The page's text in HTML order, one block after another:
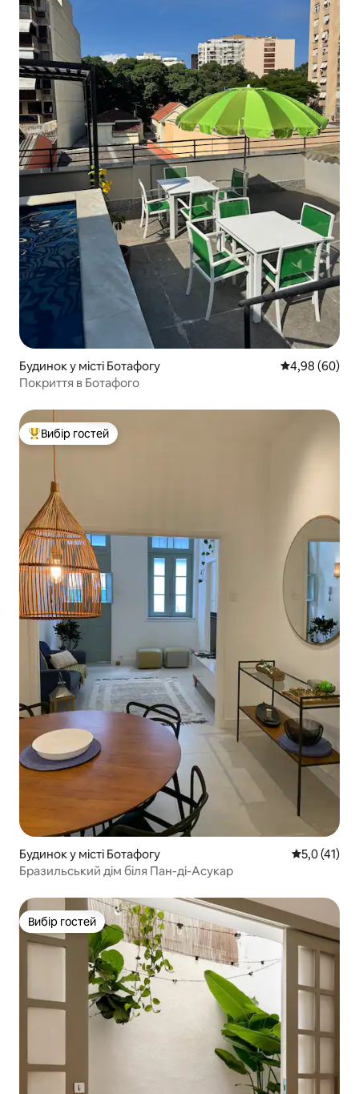
Будинок у місті Ботафогу Середня
4,98 (60)
Покриття в Ботафого
Топ вибір гостей
Вибір гостей
Будинок у місті Ботафогу Середня
5,0 (41)
Бразильський дім біля Пан-ді-Асукар
Вибір гостей
Вибір гостей